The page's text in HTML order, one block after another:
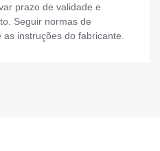
prazo de validade e
Seguir normas de
instruções do fabricante.